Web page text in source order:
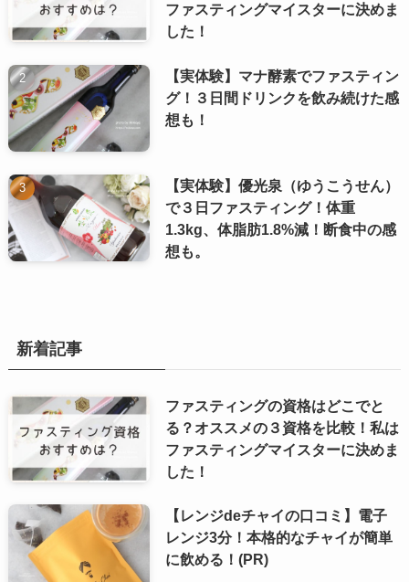
ファスティングマイスターに決めま
した！
【実体験】マナ酵素でファスティン
グ！３日間ドリンクを飲み続けた感
想も！
【実体験】優光泉（ゆうこうせん）
で３日ファスティング！体重
1.3kg、体脂肪1.8%減！断食中の感
想も。
新着記事
ファスティングの資格はどこでと
る？オススメの３資格を比較！私は
ファスティングマイスターに決めま
した！
【レンジdeチャイの口コミ】電子
レンジ3分！本格的なチャイが簡単
に飲める！(PR)